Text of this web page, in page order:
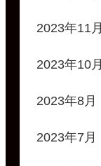
2023年11月
2023年10月
2023年8月
2023年7月